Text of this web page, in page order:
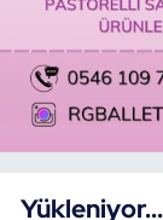
Yükleniyor...